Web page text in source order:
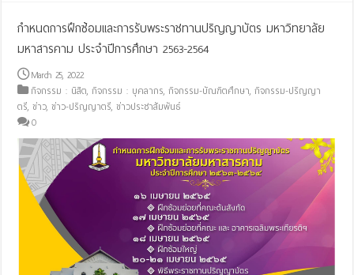
กำหนดการฝึกซ้อมและการรับพระราชทานปริญญาบัตร มหาวิทยาลัย
มหาสารคาม ประจำปีการศึกษา 2563-2564
March 25, 2022
กิจกรรม : นิสิต,กิจกรรม : บุคลากร,กิจกรรม-บัณฑิตศึกษา,กิจกรรม-ปริญญา
ตรี,ข่าว,ข่าว-ปริญญาตรี,ข่าวประชาสัมพันธ์
0